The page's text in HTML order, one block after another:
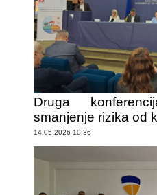
Druga
smanjenje rizika od
14.05.2026 10:36